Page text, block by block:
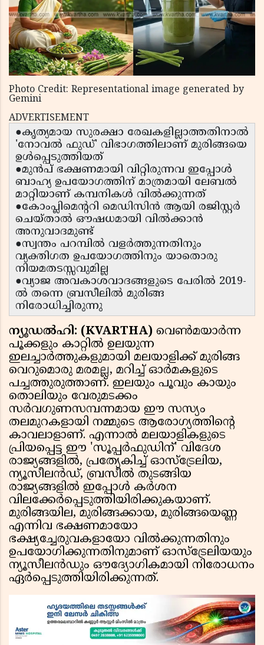
Photo Credit: Representational image generated by
Gemini
ADVERTISEMENT
●കൃത്യമായ സുരക്ഷാ രേഖകളില്ലാത്തതിനാൽ
'നോവൽ ഫുഡ്' വിഭാഗത്തിലാണ് മുരിങ്ങയെ
ഉൾപ്പെടുത്തിയത്
●മുൻപ് ഭക്ഷണമായി വിറ്റിരുന്നവ ഇപ്പോൾ
ബാഹ്യ ഉപയോഗത്തിന് മാത്രമായി ലേബൽ
മാറ്റിയാണ് കമ്പനികൾ വിൽക്കുന്നത്
●കോംപ്ലിമെൻ്ററി മെഡിസിൻ ആയി രജിസ്റ്റർ
ചെയ്താൽ ഔഷധമായി വിൽക്കാൻ
അനുവാദമുണ്ട്
●സ്വന്തം പറമ്പിൽ വളർത്തുന്നതിനും
വ്യക്തിഗത ഉപയോഗത്തിനും യാതൊരു
നിയമതടസ്സവുമില്ല
●വ്യാജ അവകാശവാദങ്ങളുടെ പേരിൽ 2019-
ൽ തന്നെ ബ്രസീലിൽ മുരിങ്ങ
നിരോധിച്ചിരുന്നു
ന്യൂഡൽഹി: (KVARTHA) വെൺമയാർന്ന
പൂക്കളും കാറ്റിൽ ഉലയുന്ന
ഇലച്ചാർത്തുകളുമായി മലയാളിക്ക് മുരിങ്ങ
വെറുമൊരു മരമല്ല, മറിച്ച് ഓർമകളുടെ
പച്ചത്തുരുത്താണ്. ഇലയും പൂവും കായും
തൊലിയും വേരുമടക്കം
സർവഗുണസമ്പന്നമായ ഈ സസ്യം
തലമുറകളായി നമ്മുടെ ആരോഗ്യത്തിൻ്റെ
കാവലാളാണ്. എന്നാൽ മലയാളികളുടെ
പ്രിയപ്പെട്ട ഈ 'സൂപ്പർഫുഡിന്' വിദേശ
രാജ്യങ്ങളിൽ, പ്രത്യേകിച്ച് ഓസ്ട്രേലിയ,
ന്യൂസീലൻഡ്, ബ്രസീൽ തുടങ്ങിയ
രാജ്യങ്ങളിൽ ഇപ്പോൾ കർശന
വിലക്കേർപ്പെടുത്തിയിരിക്കുകയാണ്.
മുരിങ്ങയില, മുരിങ്ങക്കായ, മുരിങ്ങയെണ്ണ
എന്നിവ ഭക്ഷണമായോ
ഭക്ഷ്യച്ചേരുവകളായോ വിൽക്കുന്നതിനും
ഉപയോഗിക്കുന്നതിനുമാണ് ഓസ്ട്രേലിയയും
ന്യൂസീലൻഡും ഔദ്യോഗികമായി നിരോധനം
ഏർപ്പെടുത്തിയിരിക്കുന്നത്.